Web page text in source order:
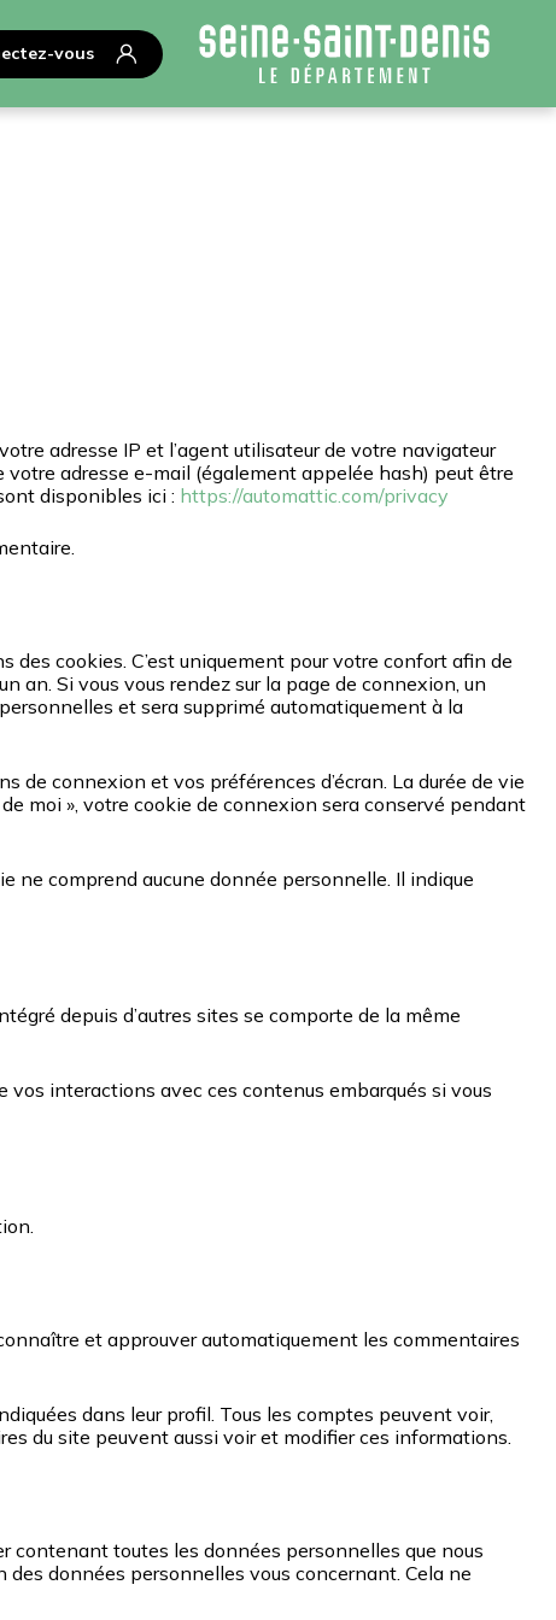
vous
adresse IP et l’agent utilisateur de votre navigateur
adresse e-mail (également appelée hash) peut être
disponibles ici : https://automattic.com/privacy
des cookies. C’est uniquement pour votre confort afin de
an. Si vous vous rendez sur la page de connexion, un
et sera supprimé automatiquement à la
de connexion et vos préférences d’écran. La durée de vie
de moi », votre cookie de connexion sera conservé pendant
ne comprend aucune donnée personnelle. Il indique
depuis d’autres sites se comporte de la même
vos interactions avec ces contenus embarqués si vous
et approuver automatiquement les commentaires
dans leur profil. Tous les comptes peuvent voir,
du site peuvent aussi voir et modifier ces informations.
contenant toutes les données personnelles que nous
données personnelles vous concernant. Cela ne